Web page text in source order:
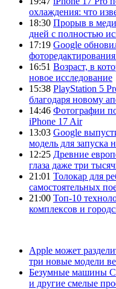
охлаждения: что
18:30 Прорыв в
дней с полностью
17:19 Google
16:51 Возраст, в
новое исследование
15:38 PlayStation 5
благодаря новому
14:46 Фотографии
iPhone 17 Air
13:03 Google
модель для запуска
12:25 Древние
глаза даже три
21:01 Толокар для
самостоятельных
21:00 Топ-10
комплексов и
Apple может
три новые модели
Безумные машины
и другие смелые